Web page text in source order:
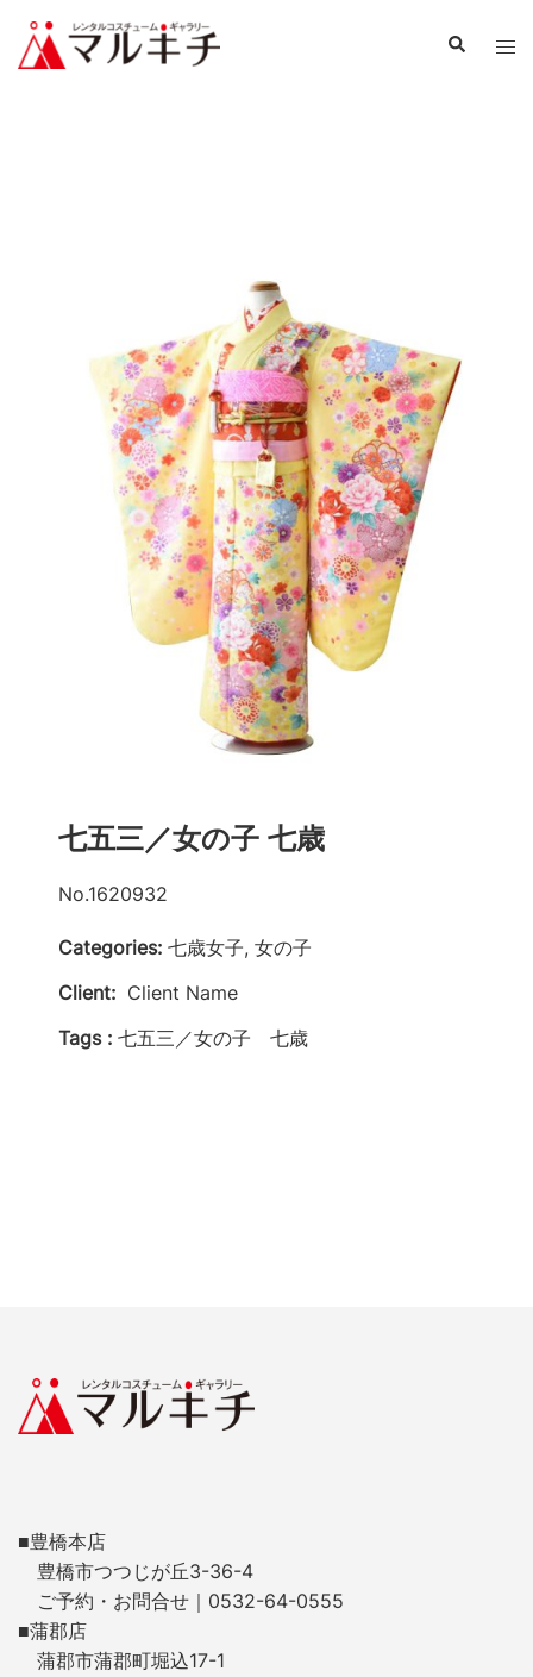
七五三／女の子 七歳
No.1620932
Categories: 七歳女子, 女の子
Client: Client Name
Tags : 七五三／女の子 七歳
■豊橋本店
豊橋市つつじが丘3-36-4
ご予約・お問合せ｜0532-64-0555
■蒲郡店
蒲郡市蒲郡町堀込17-1